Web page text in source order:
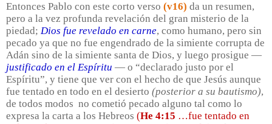
Entonces Pablo con este corto verso (v16) da un resumen,
pero a la vez profunda revelación del gran misterio de la
piedad; Dios fue revelado en carne, como humano, pero sin
pecado ya que no fue engendrado de la simiente corrupta de
Adán sino de la simiente santa de Dios, y luego prosigue —
justificado en el Espíritu — o “declarado justo por el
Espíritu”, y tiene que ver con el hecho de que Jesús aunque
fue tentado en todo en el desierto (posterior a su bautismo),
de todos modos no cometió pecado alguno tal como lo
expresa la carta a los Hebreos (He 4:15 …fue tentado en